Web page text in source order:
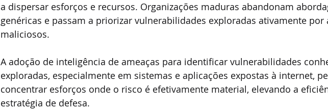
a dispersar esforços e recursos. Organizações maduras abandonam
genéricas e passam a priorizar vulnerabilidades exploradas ativamente por
maliciosos.
A adoção de inteligência de ameaças para identificar vulnerabilidades
exploradas, especialmente em sistemas e aplicações expostas à internet,
concentrar esforços onde o risco é efetivamente material, elevando a
estratégia de defesa.